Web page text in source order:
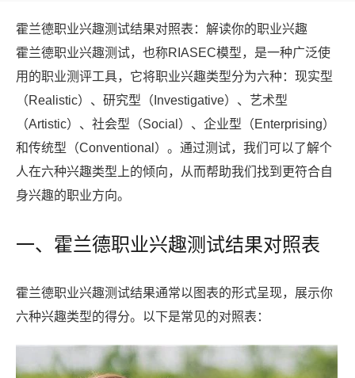
霍兰德职业兴趣测试结果对照表：解读你的职业兴趣
霍兰德职业兴趣测试，也称RIASEC模型，是一种广泛使
用的职业测评工具，它将职业兴趣类型分为六种：现实型
（Realistic）、研究型（Investigative）、艺术型
（Artistic）、社会型（Social）、企业型（Enterprising）
和传统型（Conventional）。通过测试，我们可以了解个
人在六种兴趣类型上的倾向，从而帮助我们找到更符合自
身兴趣的职业方向。
一、霍兰德职业兴趣测试结果对照表
霍兰德职业兴趣测试结果通常以图表的形式呈现，展示你
六种兴趣类型的得分。以下是常见的对照表：